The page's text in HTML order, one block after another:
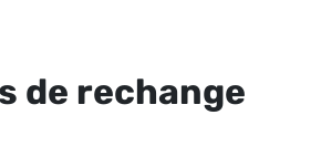
de rechange